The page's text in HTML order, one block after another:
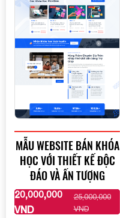
MẪU WEBSITE BÁN KHÓA
HỌC VỚI THIẾT KẾ ĐỘC
ĐÁO VÀ ẤN TƯỢNG
20,000,000
VND
25,000,000
VND
XEM THÊM